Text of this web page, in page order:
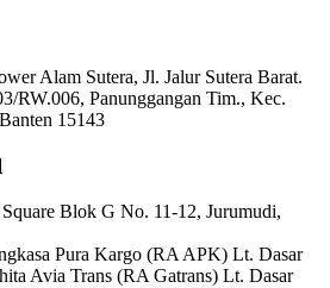
Alam Sutera, Jl. Jalur Sutera Barat.
RW.006, Panunggangan Tim., Kec.
15143
Blok G No. 11-12, Jurumudi,
Pura Kargo (RA APK) Lt. Dasar
Avia Trans (RA Gatrans) Lt. Dasar